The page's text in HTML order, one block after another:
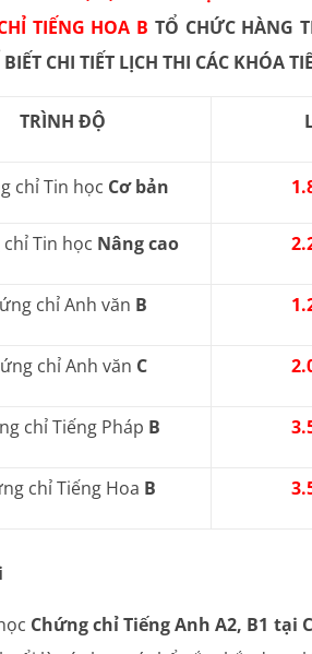
TIẾNG HOA B TỔ CHỨC HÀNG
CHI TIẾT LỊCH THI CÁC KHÓA
TRÌNH ĐỘ
chỉ Tin học Cơ bản
Tin học Nâng cao
chỉ Anh văn B
chỉ Anh văn C
chỉ Tiếng Pháp B
chỉ Tiếng Hoa B
Chứng chỉ Tiếng Anh A2, B1 tại